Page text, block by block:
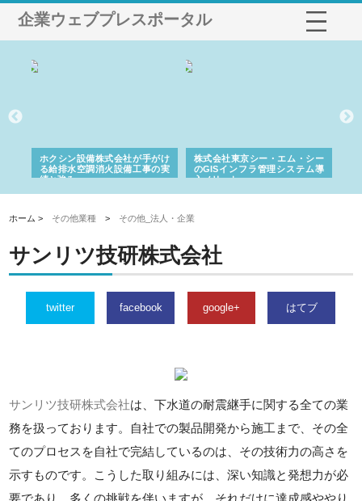
企業ウェブプレスポータル
ホクシン設備株式会社が手がけ
る給排水空調消火設備工事の実
績と強み
株式会社東京シー・エム・シー
のGISインフラ管理システム導
入メリット
ホーム > その他業種 > その他_法人・企業
サンリツ技研株式会社
twitter facebook google+ はてブ
サンリツ技研株式会社は、下水道の耐震継手に関する全ての業
務を扱っております。自社での製品開発から施工まで、その全
てのプロセスを自社で完結しているのは、その技術力の高さを
示すものです。こうした取り組みには、深い知識と発想力が必
要であり、多くの挑戦を伴いますが、それだけに達成感ややり